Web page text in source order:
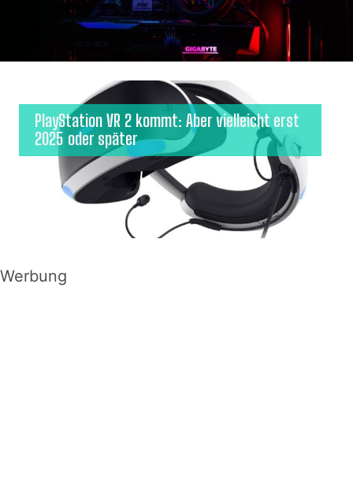
PlayStation VR 2 kommt: Aber vielleicht erst
2025 oder später
Werbung